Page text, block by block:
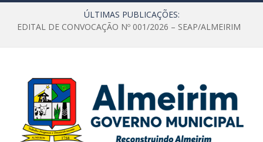
ÚLTIMAS PUBLICAÇÕES:
EDITAL DE CONVOCAÇÃO Nº 001/2026 – SEAP/ALMEIRIM